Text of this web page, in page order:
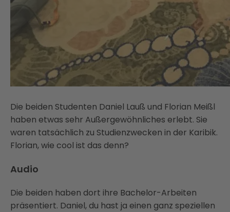
Die beiden Studenten Daniel Lauß und Florian Meißl
haben etwas sehr Außergewöhnliches erlebt. Sie
waren tatsächlich zu Studienzwecken in der Karibik.
Florian, wie cool ist das denn?
Audio
Die beiden haben dort ihre Bachelor-Arbeiten
präsentiert. Daniel, du hast ja einen ganz speziellen